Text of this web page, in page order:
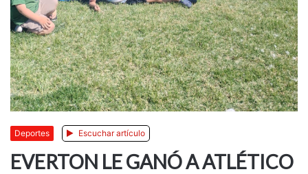
Deportes Escuchar artículo
EVERTON LE GANÓ A ATLÉTICO